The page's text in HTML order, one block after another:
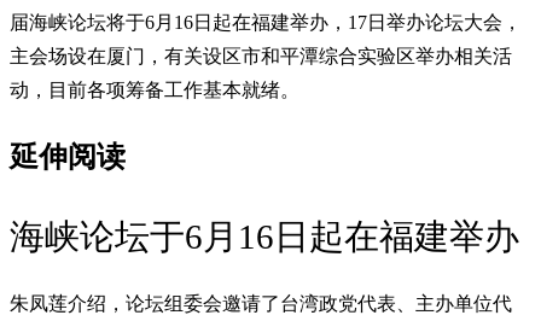
届海峡论坛将于6月16日起在福建举办，17日举办论坛大会，
主会场设在厦门，有关设区市和平潭综合实验区举办相关活
动，目前各项筹备工作基本就绪。
延伸阅读
海峡论坛于6月16日起在福建举办
朱凤莲介绍，论坛组委会邀请了台湾政党代表、主办单位代